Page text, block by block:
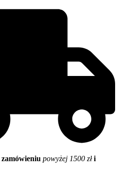
powyżej 1500 złi